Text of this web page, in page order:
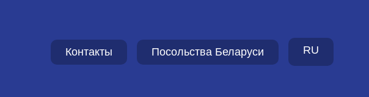
Контакты Посольства Беларуси RU